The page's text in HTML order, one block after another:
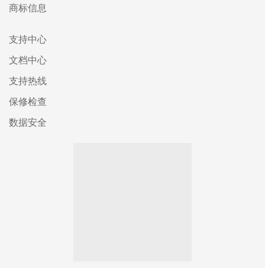
商标信息
支持中心
文档中心
支持热线
保修检查
数据安全